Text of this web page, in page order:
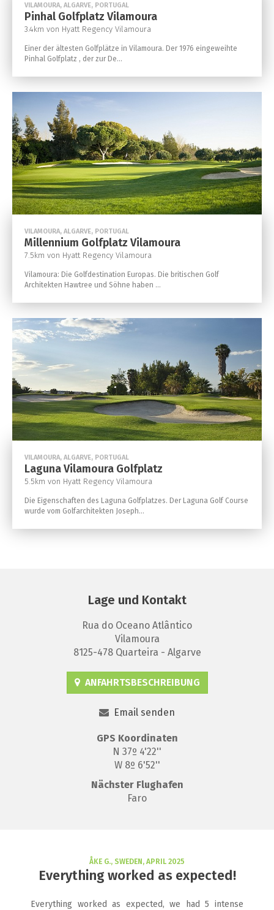
VILAMOURA, ALGARVE, PORTUGAL
Pinhal Golfplatz Vilamoura
3.4km von Hyatt Regency Vilamoura
Einer der ältesten Golfplätze in Vilamoura. Der 1976 eingeweihte
Pinhal Golfplatz , der zur De...
VILAMOURA, ALGARVE, PORTUGAL
Millennium Golfplatz Vilamoura
7.5km von Hyatt Regency Vilamoura
Vilamoura: Die Golfdestination Europas. Die britischen Golf
Architekten Hawtree und Söhne haben ...
VILAMOURA, ALGARVE, PORTUGAL
Laguna Vilamoura Golfplatz
5.5km von Hyatt Regency Vilamoura
Die Eigenschaften des Laguna Golfplatzes. Der Laguna Golf Course
wurde vom Golfarchitekten Joseph...
Lage und Kontakt
Rua do Oceano Atlântico
Vilamoura
8125-478 Quarteira - Algarve
ANFAHRTSBESCHREIBUNG
Email senden
GPS Koordinaten
N 37º 4'22''
W 8º 6'52''
Nächster Flughafen
Faro
ÅKE G., SWEDEN, APRIL 2025
Everything worked as expected!
Everything worked as expected, we had 5 intense